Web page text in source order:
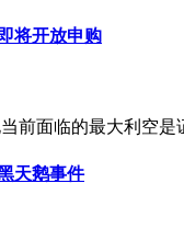
将开放申购
前面临的最大利空
天鹅事件